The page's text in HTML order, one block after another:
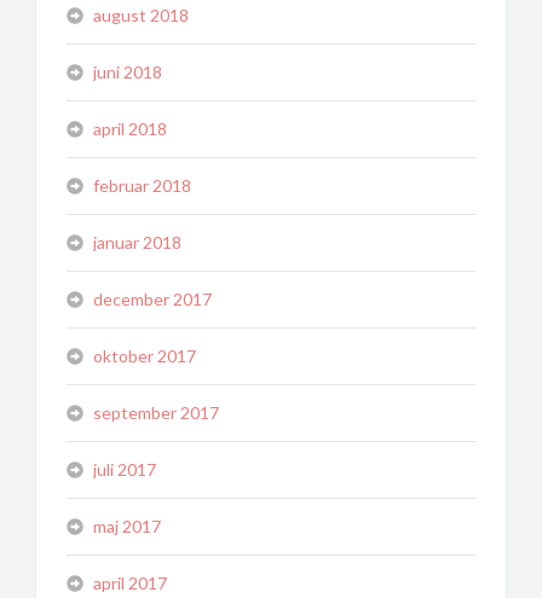
august 2018
juni 2018
april 2018
februar 2018
januar 2018
december 2017
oktober 2017
september 2017
juli 2017
maj 2017
april 2017